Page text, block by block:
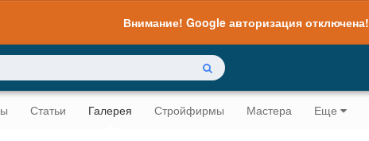
Внимание! Google авторизация отключена!
Статьи Галерея Стройфирмы Мастера Еще